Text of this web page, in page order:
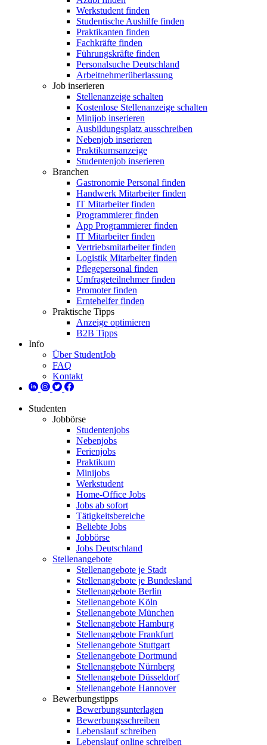
Werkstudent finden
Studentische Aushilfe finden
Praktikanten finden
Fachkräfte finden
Führungskräfte finden
Personalsuche Deutschland
Arbeitnehmerüberlassung
Job inserieren
Stellenanzeige schalten
Kostenlose Stellenanzeige schalten
Minijob inserieren
Ausbildungsplatz ausschreiben
Nebenjob inserieren
Praktikumsanzeige
Studentenjob inserieren
Branchen
Gastronomie Personal finden
Handwerk Mitarbeiter finden
IT Mitarbeiter finden
Programmierer finden
App Programmierer finden
IT Mitarbeiter finden
Vertriebsmitarbeiter finden
Logistik Mitarbeiter finden
Pflegepersonal finden
Umfrageteilnehmer finden
Promoter finden
Erntehelfer finden
Praktische Tipps
Anzeige optimieren
B2B Tipps
Info
Über StudentJob
FAQ
Kontakt
Studenten
Jobbörse
Studentenjobs
Nebenjobs
Ferienjobs
Praktikum
Minijobs
Werkstudent
Home-Office Jobs
Jobs ab sofort
Tätigkeitsbereiche
Beliebte Jobs
Jobbörse
Jobs Deutschland
Stellenangebote
Stellenangebote je Stadt
Stellenangebote je Bundesland
Stellenangebote Berlin
Stellenangebote Köln
Stellenangebote München
Stellenangebote Hamburg
Stellenangebote Frankfurt
Stellenangebote Stuttgart
Stellenangebote Dortmund
Stellenangebote Nürnberg
Stellenangebote Düsseldorf
Stellenangebote Hannover
Bewerbungstipps
Bewerbungsunterlagen
Bewerbungsschreiben
Lebenslauf schreiben
Lebenslauf online schreiben